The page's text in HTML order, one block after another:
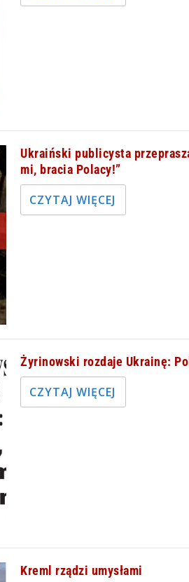
Ukraiński publicysta
mi, bracia Polacy!”
CZYTAJ WIĘCEJ
Żyrinowski rozdaje Ukrainę:
CZYTAJ WIĘCEJ
Kreml rządzi umysłami